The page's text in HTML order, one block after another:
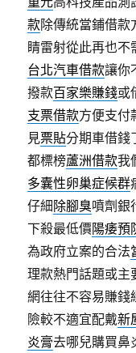
款除傳統當鋪借款
睛雷射從此再也
台北汽車借款讓你
撥款百家樂賺錢或
支票借款方便支付
見票貼分期車借錢
都標榜蘆洲借款我
多囊性卵巢症候群
仔細 除腳臭噴劑銀
下殺最低價陽痿預
為政府立案的合法
理款熱門話題或主
網往往不容易賺錢
險較不適宜配戴新
炎膏去哪兒購買鼻